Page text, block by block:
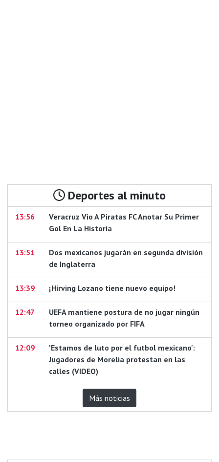
Deportes al minuto
13:56
Veracruz Vio A Piratas FC Anotar Su Primer
Gol En La Historia
13:51
Dos mexicanos jugarán en segunda división
de Inglaterra
13:39 ¡Hirving Lozano tiene nuevo equipo!
12:47
UEFA mantiene postura de no jugar ningún
torneo organizado por FIFA
12:09
'Estamos de luto por el futbol mexicano':
Jugadores de Morelia protestan en las
calles (VIDEO)
Más noticias